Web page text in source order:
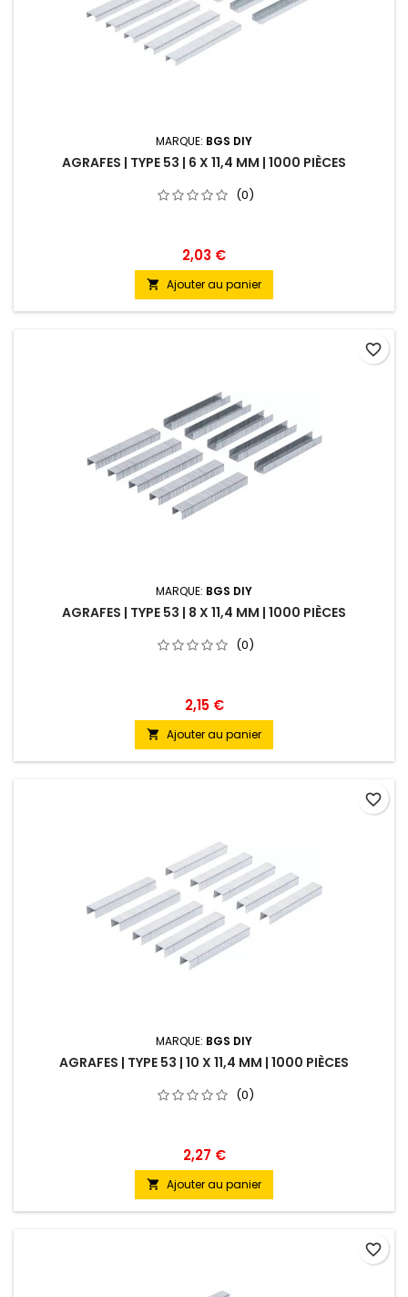
MARQUE: BGS DIY
AGRAFES | TYPE 53 | 6 X 11,4 MM | 1000 PIÈCES
(0)
2,03 €
 Ajouter au panier
MARQUE: BGS DIY
AGRAFES | TYPE 53 | 8 X 11,4 MM | 1000 PIÈCES
(0)
2,15 €
 Ajouter au panier
favorite_border
MARQUE: BGS DIY
AGRAFES | TYPE 53 | 10 X 11,4 MM | 1000 PIÈCES
(0)
2,27 €
 Ajouter au panier
favorite_border
favorite_border